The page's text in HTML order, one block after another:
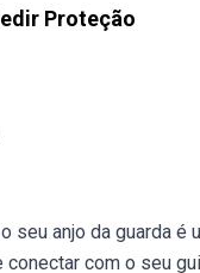
Proteção
seu anjo da guarda é
com o seu